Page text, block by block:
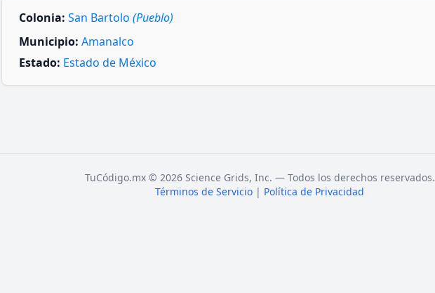
Colonia: San Bartolo (Pueblo)
Municipio: Amanalco
Estado: Estado de México
TuCódigo.mx © 2026 Science Grids, Inc. — Todos los derechos reservados.
Términos de Servicio | Política de Privacidad